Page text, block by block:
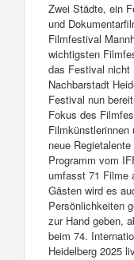
Zwei Städte, ein
und
Filmfestival
wichtigsten
das Festival nicht
Nachbarstadt
Festival nun
Fokus des
Filmkünstlerinnen
neue
Programm vom
umfasst 71 Filme
Gästen wird es
Persönlichkeiten
zur Hand geben,
beim 74.
Heidelberg 2025